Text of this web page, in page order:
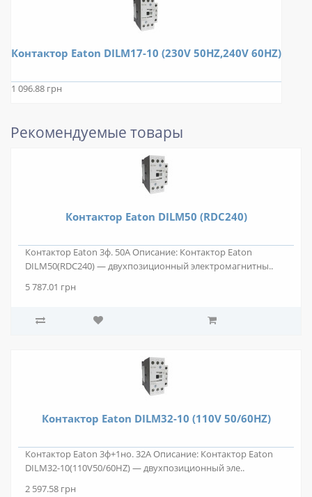
Контактор Eaton DILM17-10 (230V 50HZ,240V 60HZ)
1 096.88 грн
Рекомендуемые товары
Контактор Eaton DILM50 (RDC240)
Контактор Eaton 3ф. 50А Описание: Контактор Eaton
DILM50(RDC240) — двухпозиционный электромагнитны..
5 787.01 грн
Контактор Eaton DILM32-10 (110V 50/60HZ)
Контактор Eaton 3ф+1но. 32А Описание: Контактор Eaton
DILM32-10(110V50/60HZ) — двухпозиционный эле..
2 597.58 грн